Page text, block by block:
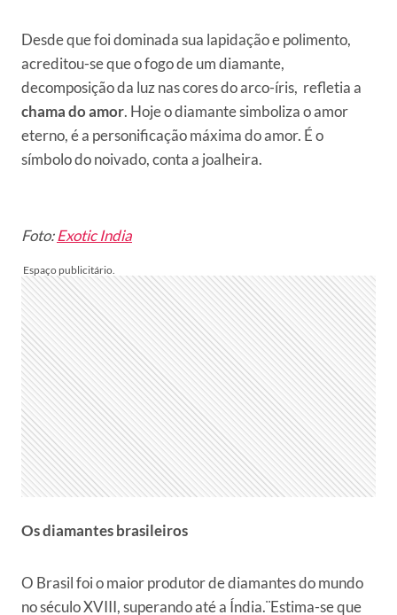
Desde que foi dominada sua lapidação e polimento,
acreditou-se que o fogo de um diamante,
decomposição da luz nas cores do arco-íris, refletia a
chama do amor. Hoje o diamante simboliza o amor
eterno, é a personificação máxima do amor. É o
símbolo do noivado, conta a joalheira.
Foto:Exotic India
Os diamantes brasileiros
O Brasil foi o maior produtor de diamantes do mundo
no século XVIII, superando até a Índia.¨Estima-se que